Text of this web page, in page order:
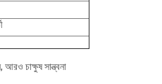
চাক্ষুষ সান্ত্বনা